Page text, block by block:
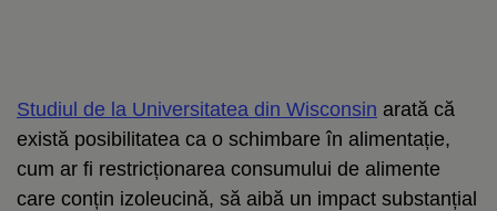
Studiul de la Universitatea din Wisconsin arată că
există posibilitatea ca o schimbare în alimentație,
cum ar fi restricționarea consumului de alimente
care conțin izoleucină, să aibă un impact substanțial